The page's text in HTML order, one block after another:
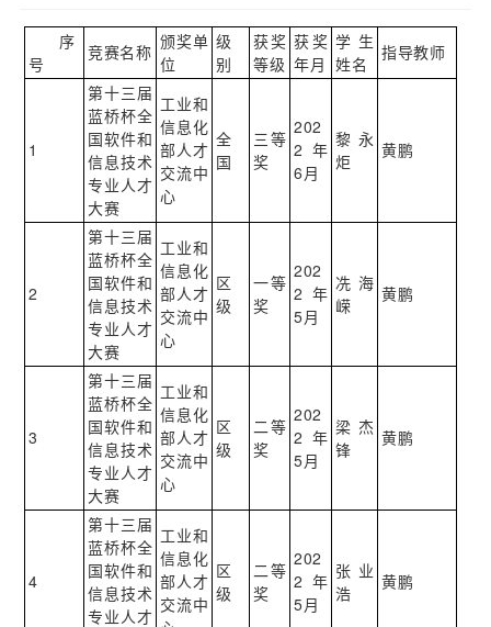
序
号
竞赛名称 颁奖单
位
级
别
获奖
等级
获奖
年月
学生
姓名
指导教师
1
第十三届
蓝桥杯全
国软件和
信息技术
专业人才
大赛
工业和
信息化
部人才
交流中
心
全
国
三等
奖
202
2年
6月
黎永
炬
黄鹏
2
第十三届
蓝桥杯全
国软件和
信息技术
专业人才
大赛
工业和
信息化
部人才
交流中
心
区
级
一等
奖
202
2年
5月
冼海
嵘
黄鹏
3
第十三届
蓝桥杯全
国软件和
信息技术
专业人才
大赛
工业和
信息化
部人才
交流中
心
区
级
二等
奖
202
2年
5月
梁杰
锋
黄鹏
4
第十三届
蓝桥杯全
国软件和
信息技术
专业人才
工业和
信息化
部人才
交流中
区
级
二等
奖
202
2年
5月
张业
浩
黄鹏